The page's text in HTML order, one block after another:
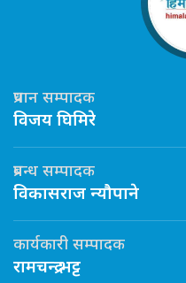
प्रधान सम्पादक
विजय घिमिरे
प्रबन्ध सम्पादक
विकासराज न्यौपाने
कार्यकारी सम्पादक
रामचन्द्र भट्ट